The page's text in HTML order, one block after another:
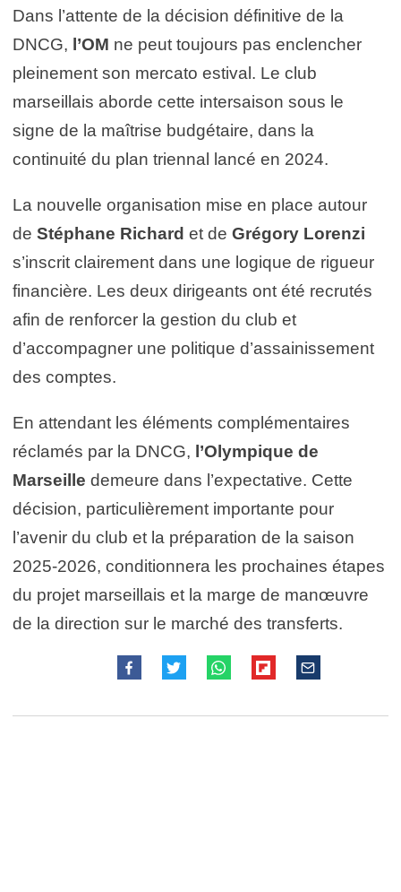
Dans l’attente de la décision définitive de la
DNCG, l’OM ne peut toujours pas enclencher
pleinement son mercato estival. Le club
marseillais aborde cette intersaison sous le
signe de la maîtrise budgétaire, dans la
continuité du plan triennal lancé en 2024.
La nouvelle organisation mise en place autour
de Stéphane Richard et de Grégory Lorenzi
s’inscrit clairement dans une logique de rigueur
financière. Les deux dirigeants ont été recrutés
afin de renforcer la gestion du club et
d’accompagner une politique d’assainissement
des comptes.
En attendant les éléments complémentaires
réclamés par la DNCG, l’Olympique de
Marseille demeure dans l’expectative. Cette
décision, particulièrement importante pour
l’avenir du club et la préparation de la saison
2025-2026, conditionnera les prochaines étapes
du projet marseillais et la marge de manœuvre
de la direction sur le marché des transferts.